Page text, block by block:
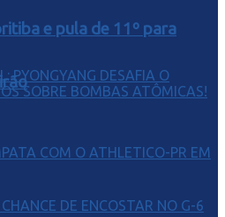
e pula de 11º para